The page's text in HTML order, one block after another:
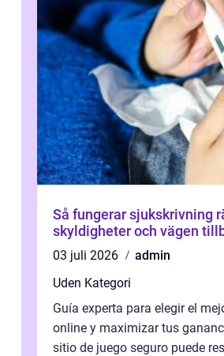
Så fungerar sjukskrivning rättigheter,
skyldigheter och vägen
03 juli 2026
admin
Uden Kategori
Guía experta para elegir el
online y maximizar tus
sitio de juego seguro puede